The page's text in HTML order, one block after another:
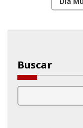
Buscar